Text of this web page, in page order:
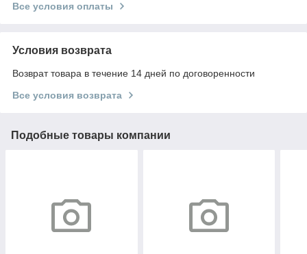
Все условия оплаты
Условия возврата
Возврат товара в течение 14 дней по договоренности
Все условия возврата
Подобные товары компании